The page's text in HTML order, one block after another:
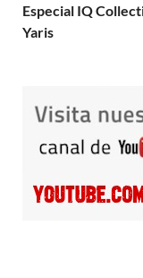
Especial IQ
Yaris